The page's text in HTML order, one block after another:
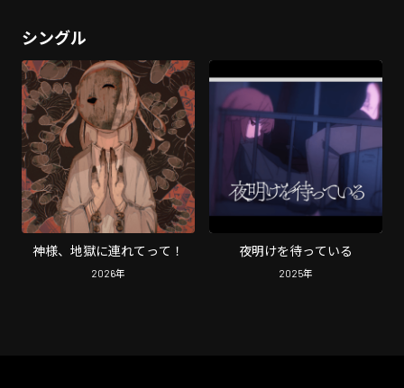
シングル
神様、地獄に連れてって！
2026年
夜明けを待っている
2025年